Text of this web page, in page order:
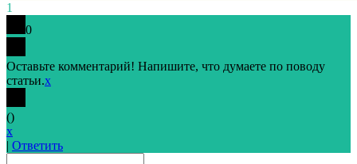
1
0
Оставьте комментарий! Напишите, что думаете по поводу
статьи.x
()
x
| Ответить